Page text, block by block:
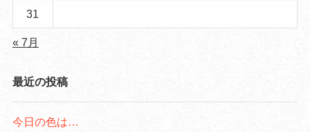
31
« 7月
最近の投稿
今日の色は…